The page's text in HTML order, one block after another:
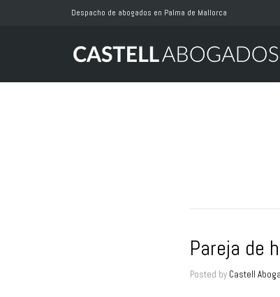
Despacho de abogados en Palma de Mallorca
Pareja de
Posted by Castell